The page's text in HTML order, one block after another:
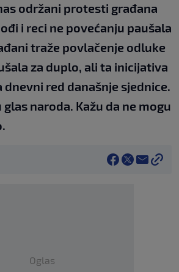
održani protesti građana
i reci ne povećanju paušala
traže povlačenje odluke
za duplo, ali ta inicijativa
dnevni red današnje sjednice.
naroda. Kažu da ne mogu
Oglas